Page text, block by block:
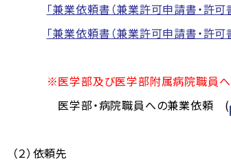
「兼業依頼書（兼業許可申請書・許
「兼業依頼書（兼業許可申請書・許
※医学部及び医学部附属病院職員へ
医学部・病院職員への兼業依頼 (
（２）依頼先